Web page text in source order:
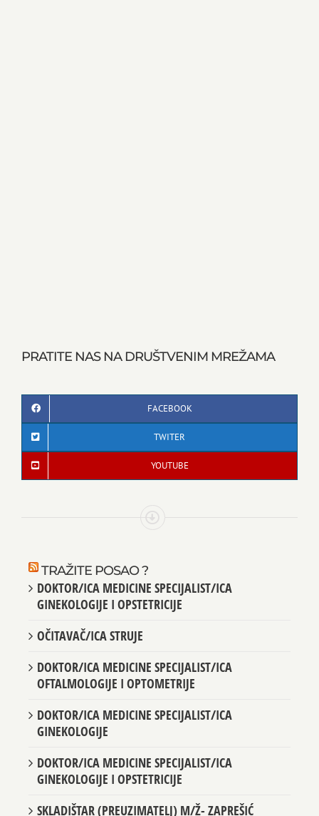
PRATITE NAS NA DRUŠTVENIM MREŽAMA
FACEBOOK
TWITER
YOUTUBE
TRAŽITE POSAO ?
DOKTOR/ICA MEDICINE SPECIJALIST/ICA
GINEKOLOGIJE I OPSTETRICIJE
OČITAVAČ/ICA STRUJE
DOKTOR/ICA MEDICINE SPECIJALIST/ICA
OFTALMOLOGIJE I OPTOMETRIJE
DOKTOR/ICA MEDICINE SPECIJALIST/ICA
GINEKOLOGIJE
DOKTOR/ICA MEDICINE SPECIJALIST/ICA
GINEKOLOGIJE I OPSTETRICIJE
SKLADIŠTAR (PREUZIMATELJ) M/Ž- ZAPREŠIĆ